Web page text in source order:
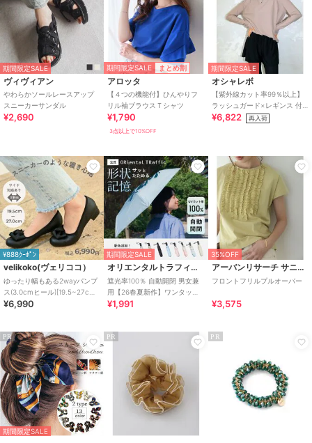
期間限定SALE
ヴィヴィアン
やわらかソールレースアップ
スニーカーサンダル
¥2,690
期間限定SALE まとめ割
アロッタ
【４つの機能付】ひんやりフ
リル袖ブラウスＴシャツ
¥1,790
3点以上で10%OFF
期間限定SALE
オシャレボ
【紫外線カット率99％以上】
ラッシュガード×レギンス 付
き タンキニ
¥6,822 再入荷
¥888ｸｰﾎﾟﾝ
velikoko(ヴェリココ）
ゆったり幅もある2wayパンプ
ス(3.0cmヒール)[19.5~27cm]
ラクチンきれいシューズ
¥6,990
期間限定SALE
オリエンタルトラフィック
遮光率100％ 自動開閉 男女兼
用【26春夏新作】ワンタッチ
晴雨兼用 折りたたみ傘 /G-
¥1,991
35%OFF
アーバンリサーチ サニーレーベル
フロントフリルプルオーバー
¥3,575
PR
期間限定SALE
PR PR